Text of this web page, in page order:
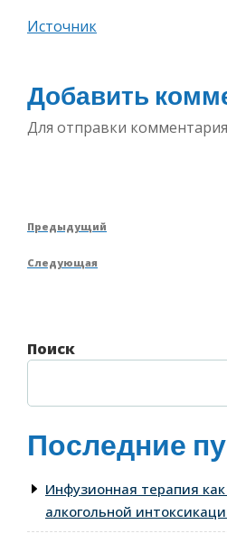
Источник
Добавить
Для отправки
Навигация
по
записям
Предыдущая
Предыдущий
Следующая
Следующая
Поиск
Последние
Инфузионная терапия
алкогольной